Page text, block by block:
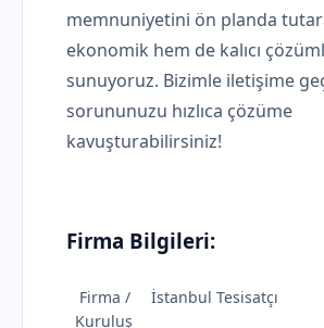
memnuniyetini ön planda
ekonomik hem de kalıcı
sunuyoruz. Bizimle iletişime
sorununuzu hızlıca çözüme
kavuşturabilirsiniz!
Firma Bilgileri:
Firma /
Kuruluş
İstanbul Tesisatçı